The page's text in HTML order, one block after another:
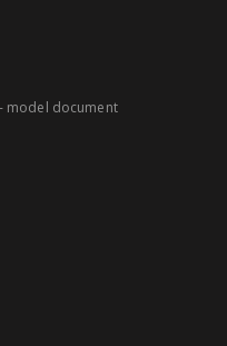
model document